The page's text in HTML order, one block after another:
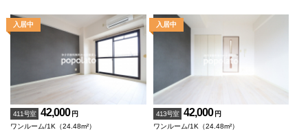
411号室 42,000 円
ワンルーム/1K（24.48m²）
413号室 42,000 円
ワンルーム/1K（24.48m²）